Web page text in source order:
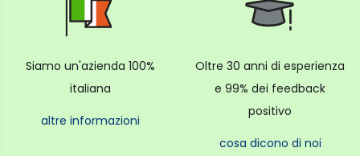
Siamo un'azienda 100%
italiana
altre informazioni
Oltre 30 anni di esperienza
e 99% dei feedback
positivo
cosa dicono di noi